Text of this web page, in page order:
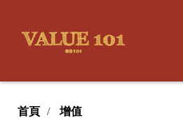
首頁 增值